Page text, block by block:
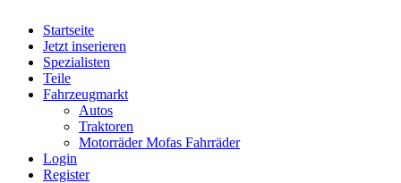
Startseite
Jetzt inserieren
Spezialisten
Teile
Fahrzeugmarkt
Autos
Traktoren
Motorräder Mofas Fahrräder
Login
Register